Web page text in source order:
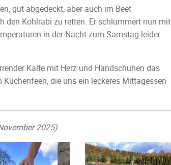
gut abgedeckt, aber auch im Beet
den Kohlrabi zu retten. Er schlummert nun mit
in der Nacht zum Samstag leider
Kälte mit Herz und Handschuhen das
die uns ein leckeres Mittagessen
2025)